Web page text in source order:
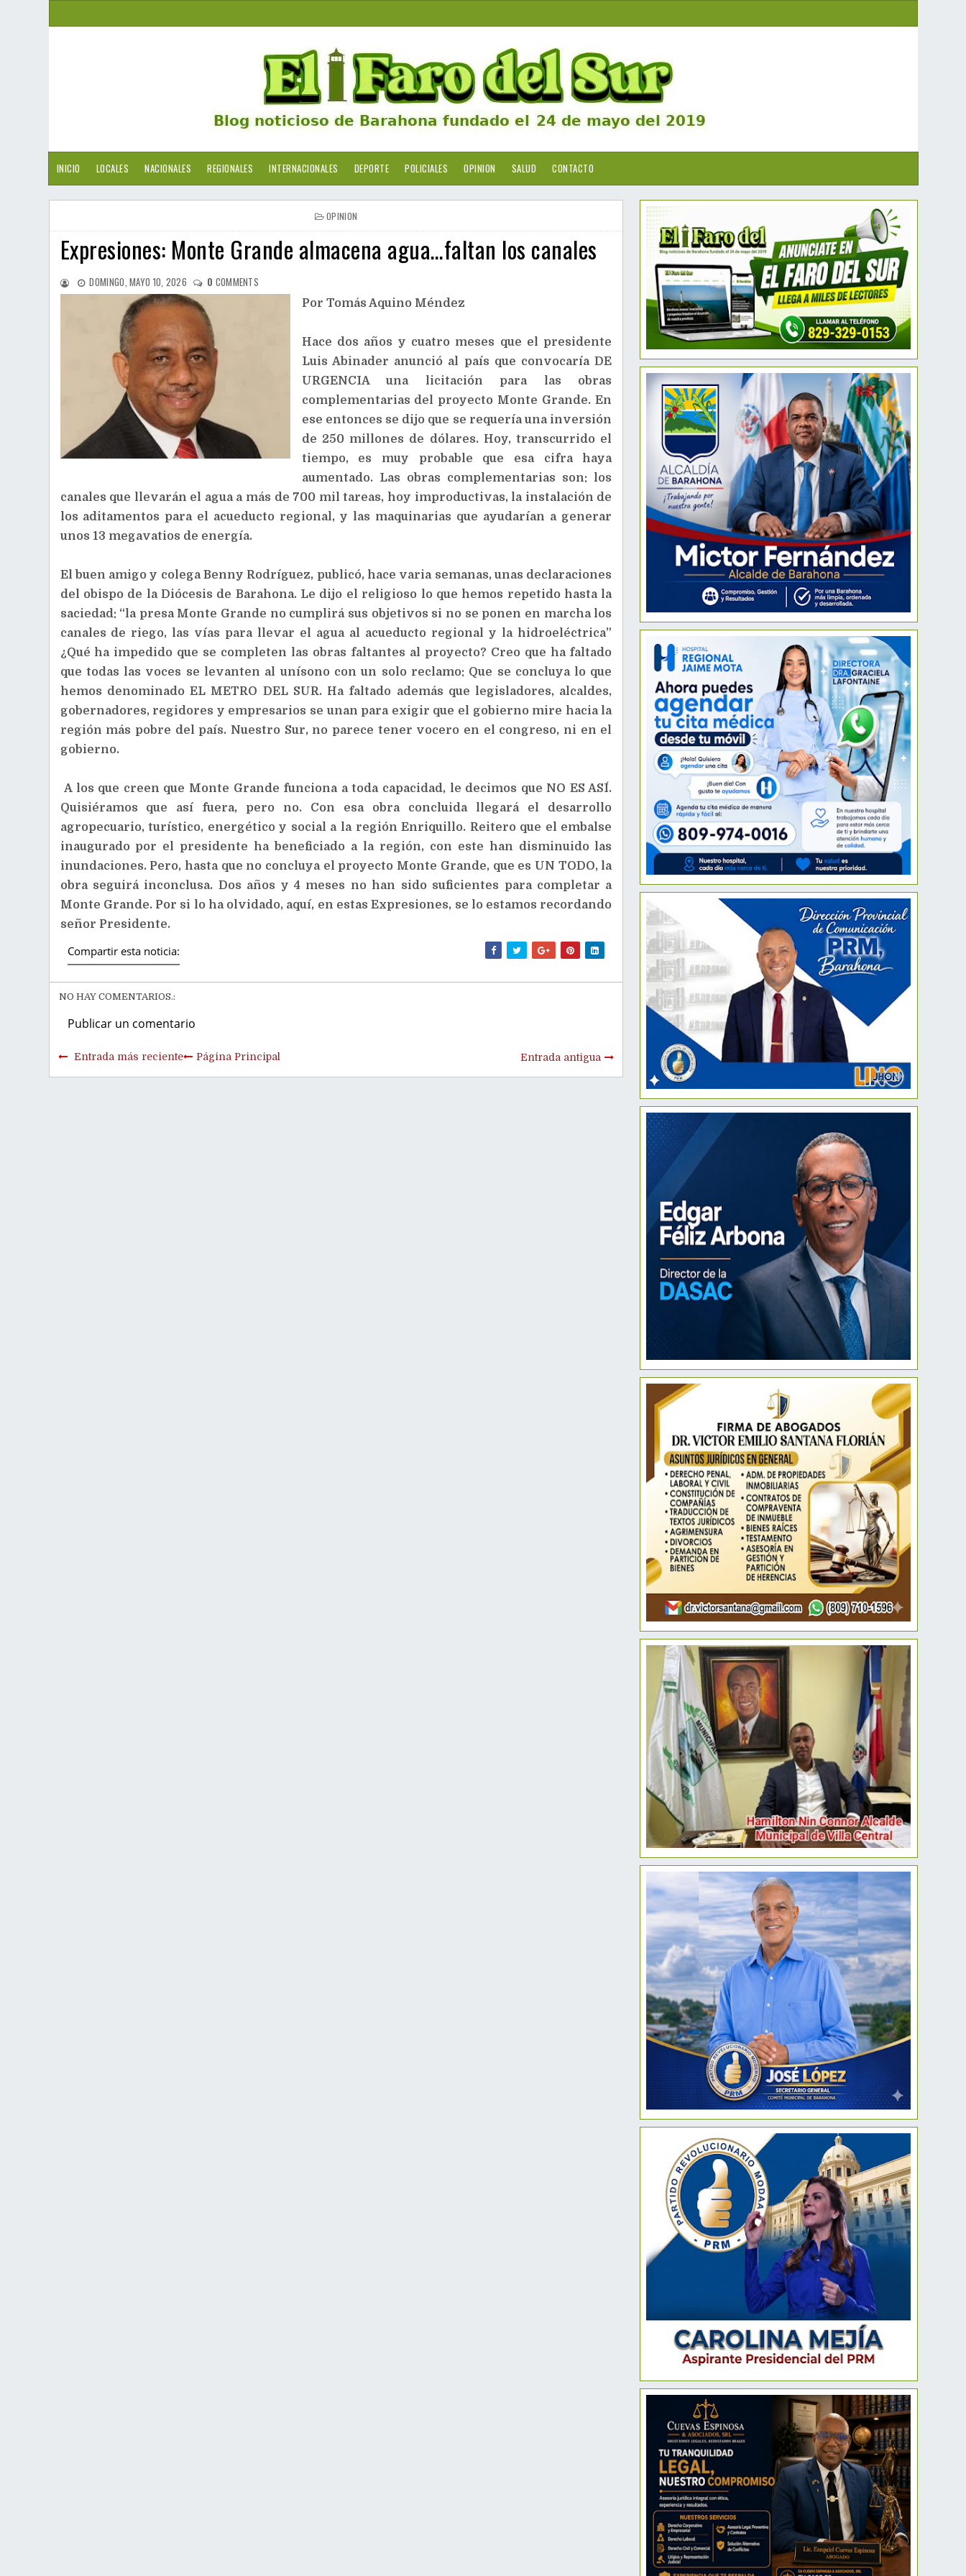
INICIO LOCALES NACIONALES REGIONALES INTERNACIONALES DEPORTE POLICIALES OPINION SALUD CONTACTO
OPINION
Expresiones: Monte Grande almacena agua…faltan los canales
DOMINGO, MAYO 10, 2026 0 COMMENTS
Por Tomás Aquino Méndez
Hace dos años y cuatro meses que el presidente
Luis Abinader anunció al país que convocaría DE
URGENCIA una licitación para las obras
complementarias del proyecto Monte Grande. En
ese entonces se dijo que se requería una inversión
de 250 millones de dólares. Hoy, transcurrido el
tiempo, es muy probable que esa cifra haya
aumentado. Las obras complementarias son: los
canales que llevarán el agua a más de 700 mil tareas, hoy improductivas, la instalación de
los aditamentos para el acueducto regional, y las maquinarias que ayudarían a generar
unos 13 megavatios de energía.
El buen amigo y colega Benny Rodríguez, publicó, hace varia semanas, unas declaraciones
del obispo de la Diócesis de Barahona. Le dijo el religioso lo que hemos repetido hasta la
saciedad: “la presa Monte Grande no cumplirá sus objetivos si no se ponen en marcha los
canales de riego, las vías para llevar el agua al acueducto regional y la hidroeléctrica”
¿Qué ha impedido que se completen las obras faltantes al proyecto? Creo que ha faltado
que todas las voces se levanten al unísono con un solo reclamo: Que se concluya lo que
hemos denominado EL METRO DEL SUR. Ha faltado además que legisladores, alcaldes,
gobernadores, regidores y empresarios se unan para exigir que el gobierno mire hacia la
región más pobre del país. Nuestro Sur, no parece tener vocero en el congreso, ni en el
gobierno.
A los que creen que Monte Grande funciona a toda capacidad, le decimos que NO ES ASÍ.
Quisiéramos que así fuera, pero no. Con esa obra concluida llegará el desarrollo
agropecuario, turístico, energético y social a la región Enriquillo. Reitero que el embalse
inaugurado por el presidente ha beneficiado a la región, con este han disminuido las
inundaciones. Pero, hasta que no concluya el proyecto Monte Grande, que es UN TODO, la
obra seguirá inconclusa. Dos años y 4 meses no han sido suficientes para completar a
Monte Grande. Por si lo ha olvidado, aquí, en estas Expresiones, se lo estamos recordando
señor Presidente.
Compartir esta noticia:
NO HAY COMENTARIOS.:
Publicar un comentario
Entrada más reciente Entrada antigua
Página Principal